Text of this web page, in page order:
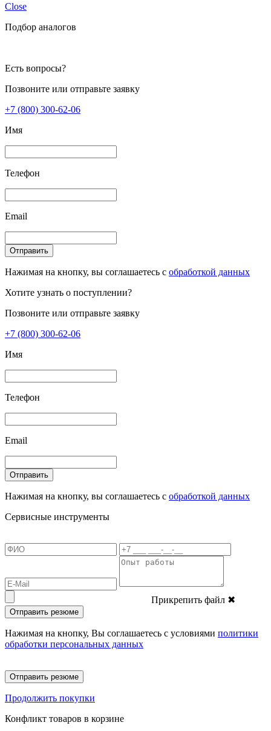
Close
Подбор аналогов
Есть вопросы?
Позвоните или отправьте заявку
+7 (800) 300-62-06
Имя
Телефон
Email
Отправить
Нажимая на кнопку, вы соглашаетесь с обработкой данных
Хотите узнать о поступлении?
Позвоните или отправьте заявку
+7 (800) 300-62-06
Имя
Телефон
Email
Отправить
Нажимая на кнопку, вы соглашаетесь с обработкой данных
Сервисные инструменты
Прикрепить файл ✖
Отправить резюме
Нажимая на кнопку, Вы соглашаетесь с условиями политики
обработки персональных данных
Отправить резюме
Продолжить покупки
Конфликт товаров в корзине